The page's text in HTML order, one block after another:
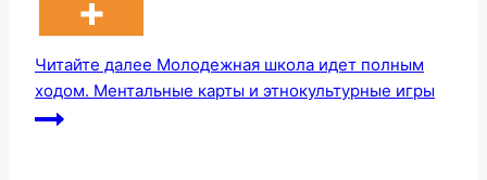
Читайте далее Молодежная школа идет полным
ходом. Ментальные карты и этнокультурные игры